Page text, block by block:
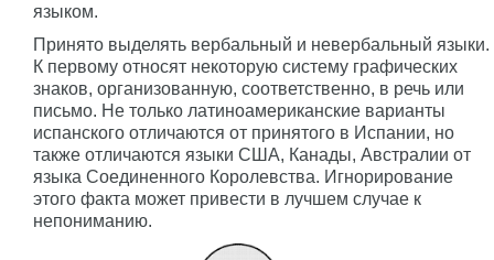
языком.
Принято выделять вербальный и невербальный языки.
К первому относят некоторую систему графических
знаков, организованную, соответственно, в речь или
письмо. Не только латиноамериканские варианты
испанского отличаются от принятого в Испании, но
также отличаются языки США, Канады, Австралии от
языка Соединенного Королевства. Игнорирование
этого факта может привести в лучшем случае к
непониманию.